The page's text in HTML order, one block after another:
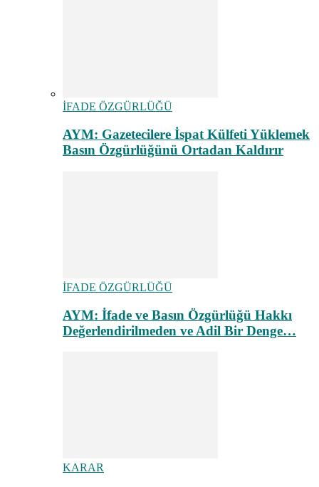
İFADE ÖZGÜRLÜĞÜ
AYM: Gazetecilere İspat Külfeti Yüklemek
Basın Özgürlüğünü Ortadan Kaldırır
İFADE ÖZGÜRLÜĞÜ
AYM: İfade ve Basın Özgürlüğü Hakkı
Değerlendirilmeden ve Adil Bir Denge…
KARAR